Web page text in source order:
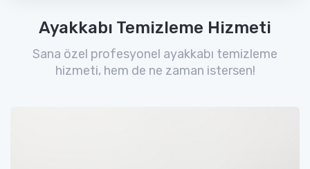
Ayakkabı Temizleme Hizmeti
Sana özel profesyonel ayakkabı temizleme
hizmeti, hem de ne zaman istersen!